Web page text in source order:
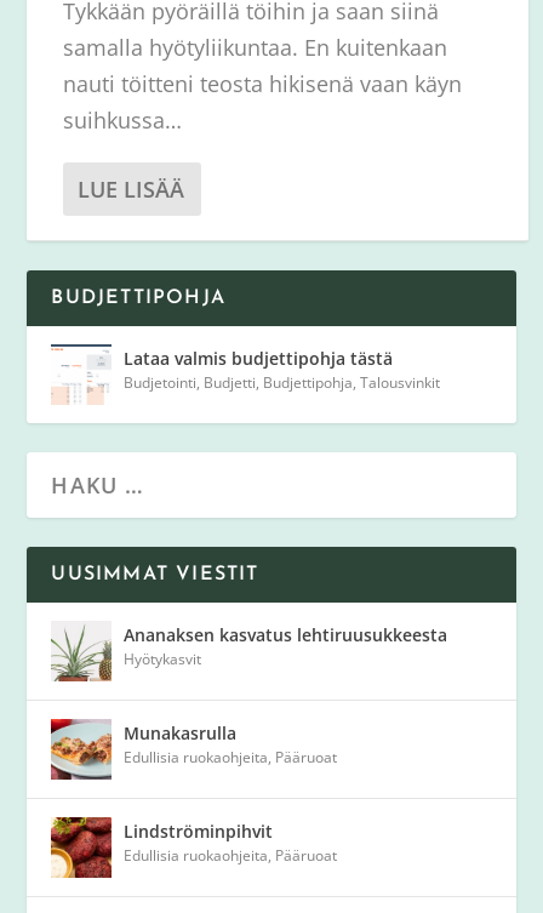
Tykkään pyöräillä töihin ja saan siinä
samalla hyötyliikuntaa. En kuitenkaan
nauti töitteni teosta hikisenä vaan käyn
suihkussa…
LUE LISÄÄ
BUDJETTIPOHJA
Lataa valmis budjettipohja tästä
Budjetointi, Budjetti, Budjettipohja,Talousvinkit
UUSIMMAT VIESTIT
Ananaksen kasvatus lehtiruusukkeesta
Hyötykasvit
Munakasrulla
Edullisia ruokaohjeita, Pääruoat
Lindströminpihvit
Edullisia ruokaohjeita, Pääruoat